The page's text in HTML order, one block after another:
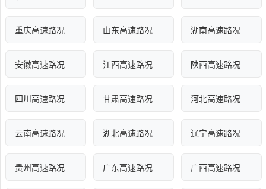
重庆高速路况 山东高速路况 湖南高速路况
安徽高速路况 江西高速路况 陕西高速路况
四川高速路况 甘肃高速路况 河北高速路况
云南高速路况 湖北高速路况 辽宁高速路况
贵州高速路况 广东高速路况 广西高速路况